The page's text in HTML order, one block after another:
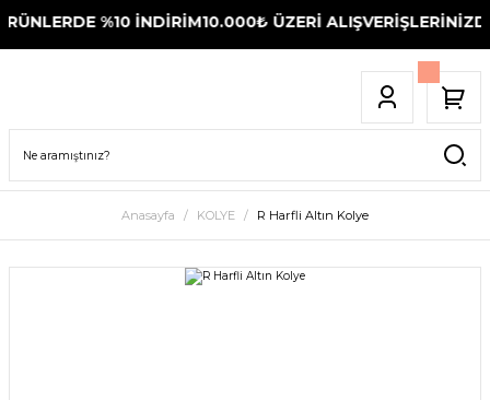
%10 İNDİRİM10.000₺ ÜZERİ
Anasayfa KOLYE R Harfli Altın Kolye